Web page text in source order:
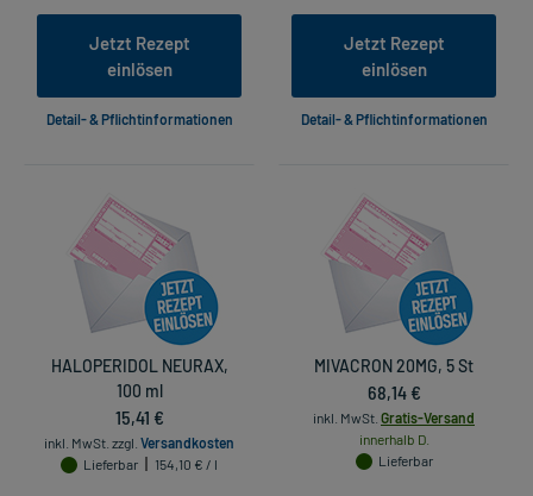
Jetzt Rezept
einlösen
Detail- & Pflichtinformationen
Jetzt Rezept
einlösen
Detail- & Pflichtinformationen
HALOPERIDOL NEURAX,
100 ml
15,41 €
inkl. MwSt. zzgl. Versandkosten
Lieferbar
154,10 € / l
MIVACRON 20MG, 5 St
68,14 €
inkl. MwSt. Gratis-Versand
innerhalb D.
Lieferbar